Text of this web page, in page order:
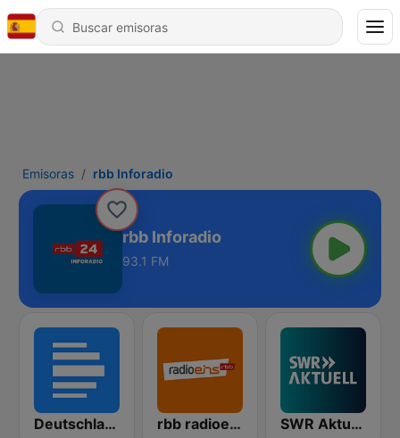
Emisoras rbb Inforadio
rbb Inforadio
93.1 FM
Deutschlandfunk rbb radioeins SWR Aktuell